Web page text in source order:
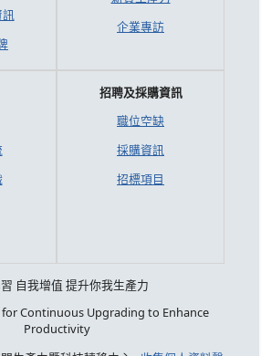
企業專訪
招聘及採購資訊
職位空缺
採購資訊
招標項目
自我增值 提升你我生產力
Continuous Upgrading to Enhance
Productivity